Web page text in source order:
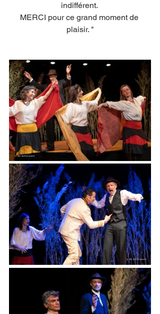
indifférent.
MERCI pour ce grand moment de
plaisir. "